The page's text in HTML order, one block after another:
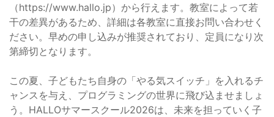
（https://www.hallo.jp）から行えます。教室によって若
干の差異があるため、詳細は各教室に直接お問い合わせく
ださい。早めの申し込みが推奨されており、定員になり次
第締切となります。
この夏、子どもたち自身の「やる気スイッチ」を入れるチ
ャンスを与え、プログラミングの世界に飛び込ませましょ
う。HALLOサマースクール2026は、未来を担っていく子